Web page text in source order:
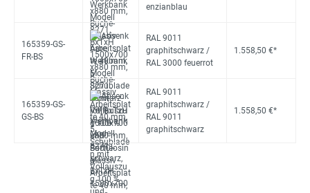
enzianblau
165359-GS-
FR-BS
RAL 9011
graphitschwarz /
RAL 3000 feuerrot
1.558,50 €*
165359-GS-
GS-BS
RAL 9011
graphitschwarz /
RAL 9011
graphitschwarz
1.558,50 €*